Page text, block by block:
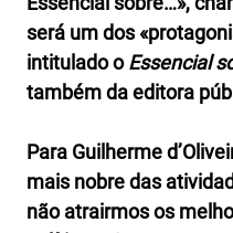
será um dos
intitulado oEssencial
também da editora
Para Guilherme
mais nobre das
não atrairmos os